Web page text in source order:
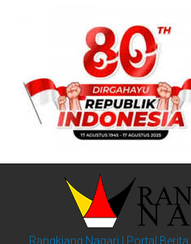
Rangkiang Nagari | Portal Berita